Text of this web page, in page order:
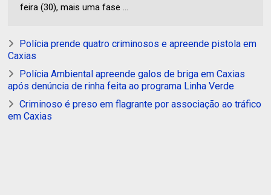
feira (30), mais uma fase ...
Polícia prende quatro criminosos e apreende pistola em
Caxias
Polícia Ambiental apreende galos de briga em Caxias
após denúncia de rinha feita ao programa Linha Verde
Criminoso é preso em flagrante por associação ao tráfico
em Caxias